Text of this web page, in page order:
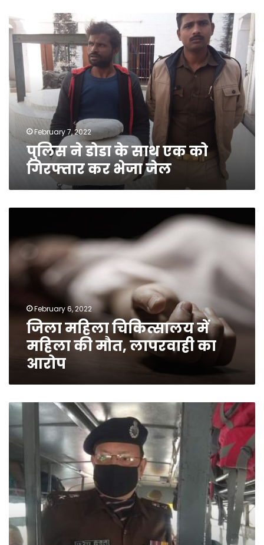
पुलिस
ने
डोडा
के
साथ
एक
को
गिरफ्तार
कर
भेजा
February 7, 2022
पुलिस ने डोडा के साथ एक को
गिरफ्तार कर भेजा जेल
चिकित्सालय
में
महिला
की
आरोप
February 6, 2022
जिला महिला चिकित्सालय में
महिला की मौत, लापरवाही का
आरोप
एसपी
द्विवेदी
पुलिसकर्मियों
का
हौसला